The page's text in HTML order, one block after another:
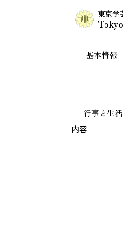
東京学
基本情報
行事と生
内容